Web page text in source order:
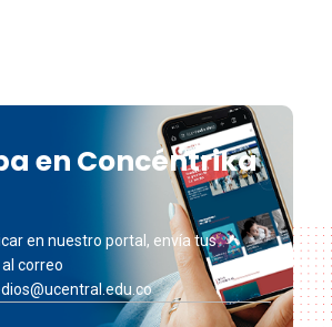
en Concéntrika
en nuestro portal, envía tus
correo